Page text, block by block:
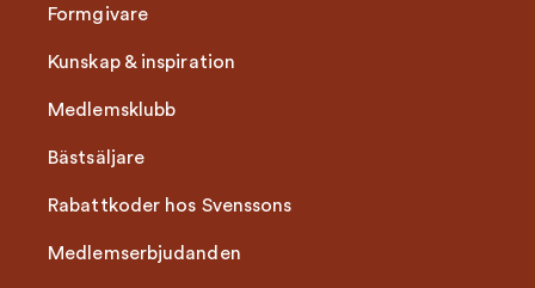
Formgivare
Kunskap & inspiration
Medlemsklubb
Bästsäljare
Rabattkoder hos Svenssons
Medlemserbjudanden